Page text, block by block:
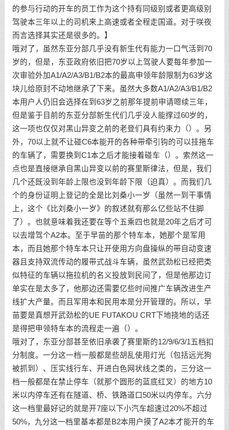
的参与行动的开车的员工作为这个持有同级别或者更高级别
驾驶本三年以上的司机来上高速或者全程走国道。对于咲夜
而言选择其实还是很多的。】
哦对了，虽然东亚分部几乎没有新生代有能力一口气活到70
岁的，但是，东亚政府依旧把70岁以上驾驶人要每年参加一
次审验外加A1/A2/A3/B1/B2本的最高申领年龄限制为63岁这
块儿给原封不动地继承了下来。虽然大多数A1/A2/A3/B1/B2
本用户人仍旧会选择在到63岁之前那年提前申请嗯续三年，
但是鉴于目前的东亚分部新生代们几乎没人能撑过60岁的，
这一项也仅仅对黑山异变之前的老登们具有约束力（）。另
外，70以上就不让碰C6本能开的各种带牵引钩的可以挂拖车
的车辆了，需要换到C1本之后才能接着碰车（）。索然这一
点也是直接继承自黑山异变以前的赛里斯律法，但是，我们
几个还既没到年龄上限也没到年龄下限（迫真）。而我们几
个的身份证明上登记的全是比刘桑小一岁（虽然一到干事情
上，这个《比刘桑小一岁》的叙述就有那么亿些站不住脚
了）。也就意味着我还要在等个五乘四也就是20年之后才可
以去增驾个A2本。至于早苗的那个特车本，她那个是军用
本，而且她那个特车本只让开使用方向盘操纵的带自动变速
器且支持双流传动的履带式战斗车辆，虽然武劲松已经把类
似特征的车辆以拖拉机的名义投放到民间了，但是他那边订
单实在是太多了，他那边还需要亿些时间推广车辆改进生产
线扩大产量。而且军用本和民用本是分开管理的。所以，早
苗要是真想开武劲松的UE FUTAKOU CRT下地挠地的话还
是得把申领特车本的流程走一遍（）。
哦对了，东亚分部甚至依旧承袭了赛里斯的12/9/6/3/1五档扣
分制度。一分这一档一般都是些胡乱使用灯光（包括远光狗
被抓到）、压实线行车、开进白色网状线之类的，三分这一
档一般都是在禁止停车（就那个圆形的蓝底红叉）的地方10
米以内停车还有在隧道、桥、铁路道口50米以内停车。六分
这一档里最好记的就是开7座以下小汽车超速过20%不超过
50%，九分这一档里基本都是B2本用户摸了A2本才能开的车